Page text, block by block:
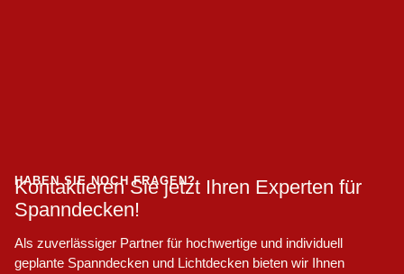
HABEN SIE NOCH FRAGEN?
Kontaktieren Sie jetzt Ihren Experten für
Spanndecken!
Als zuverlässiger Partner für hochwertige und individuell
geplante Spanndecken und Lichtdecken bieten wir Ihnen